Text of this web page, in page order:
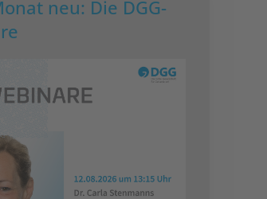
neu: Die DGG-